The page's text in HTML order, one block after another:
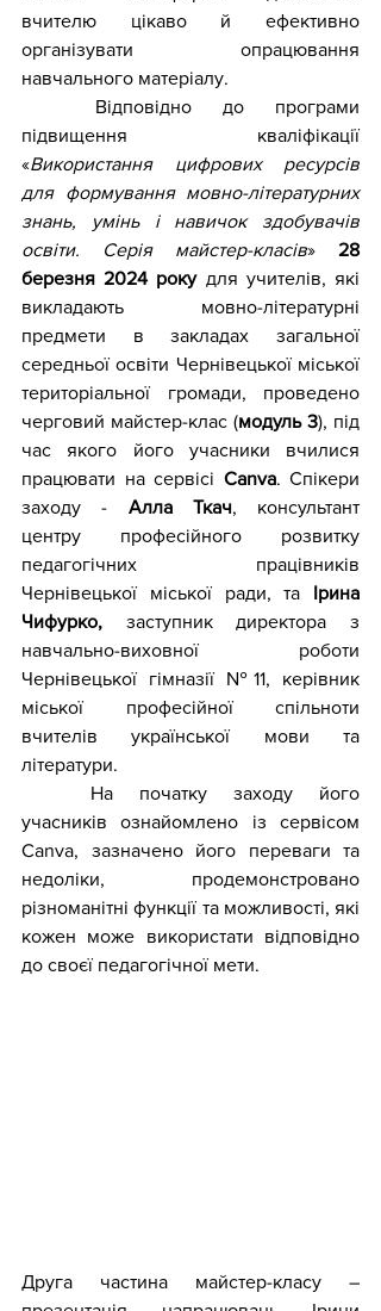
вчителю цікаво й ефективно
організувати опрацювання
навчального матеріалу.
підвищення кваліфікації
«Використання цифрових ресурсів
для формування мовно-літературних
знань, умінь і навичок здобувачів
освіти. Серія майстер-класів» 28
березня 2024 року для учителів, які
викладають мовно-літературні
предмети в закладах загальної
середньої освіти Чернівецької міської
територіальної громади, проведено
черговий майстер-клас (модуль 3), під
час якого його учасники вчилися
працювати на сервісі Canva. Спікери
заходу - Алла Ткач, консультант
центру професійного розвитку
педагогічних працівників
Чернівецької міської ради, та Ірина
Чифурко, заступник директора з
навчально-виховної роботи
Чернівецької гімназії №11, керівник
міської професійної спільноти
вчителів української мови та
літератури.
учасників ознайомлено із сервісом
Canva, зазначено його переваги та
недоліки, продемонстровано
різноманітні функції та можливості, які
кожен може використати відповідно
до своєї педагогічної мети.
Друга частина майстер-класу –